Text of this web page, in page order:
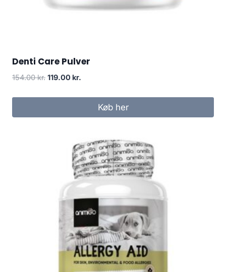
Denti Care Pulver
154.00kr. Den
pris
119.00 kr.
pris
Køb her